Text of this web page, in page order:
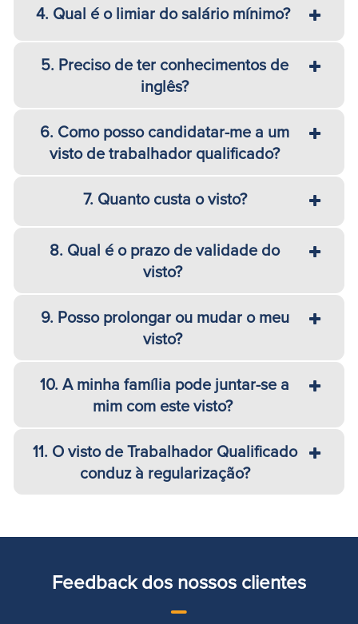
4. Qual é o limiar do salário mínimo?
5. Preciso de ter conhecimentos de
inglês?
6. Como posso candidatar-me a um
visto de trabalhador qualificado?
7. Quanto custa o visto?
8. Qual é o prazo de validade do
visto?
9. Posso prolongar ou mudar o meu
visto?
10. A minha família pode juntar-se a
mim com este visto?
11. O visto de Trabalhador Qualificado
conduz à regularização?
Feedback dos nossos clientes